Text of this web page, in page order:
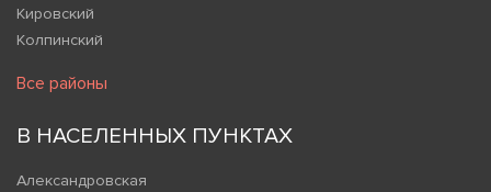
Кировский
Колпинский
Все районы
В НАСЕЛЕННЫХ ПУНКТАХ
Александровская